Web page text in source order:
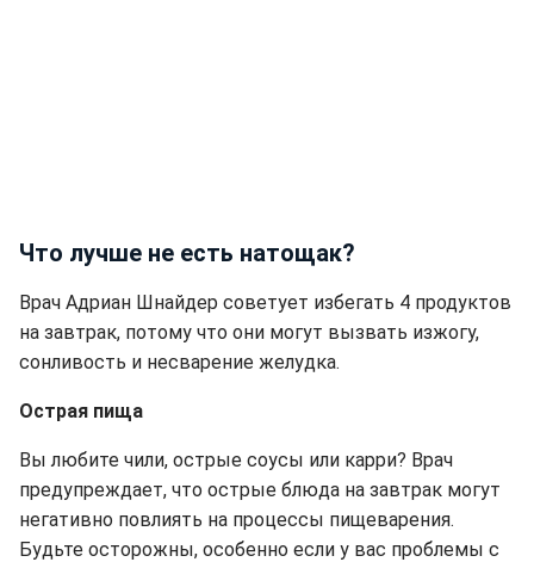
Что лучше не есть натощак?
Врач Адриан Шнайдер советует избегать 4 продуктов
на завтрак, потому что они могут вызвать изжогу,
сонливость и несварение желудка.
Острая пища
Вы любите чили, острые соусы или карри? Врач
предупреждает, что острые блюда на завтрак могут
негативно повлиять на процессы пищеварения.
Будьте осторожны, особенно если у вас проблемы с